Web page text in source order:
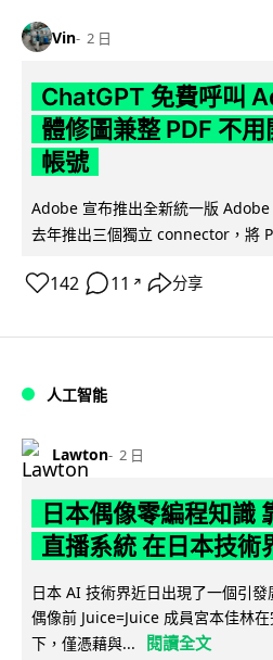
Vin 2 日
ChatGPT 免費呼叫
體修圖兼整 PDF 不
帳號
Adobe 宣布推出全新統一版
去年推出三個獨立 connector，將
142 11 ↗ 分享
人工智能
Lawton 2 日
日本偶像零編程知識
直播系統 在日本技術
日本 AI 技術界近日出現了一個引
偶像前 Juice=Juice 成員宮本佳林
下，僅憑藉與...
閱讀全文